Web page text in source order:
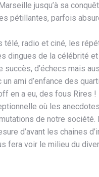
jusqu’à sa
pétillantes, parfois
télé, radio et ciné, les
dingues de la célébrité
d’échecs mais
ami d’enfance des
en a eu, des fous Rires
où les
de notre société.
d’avant les chaines
fera voir le milieu du